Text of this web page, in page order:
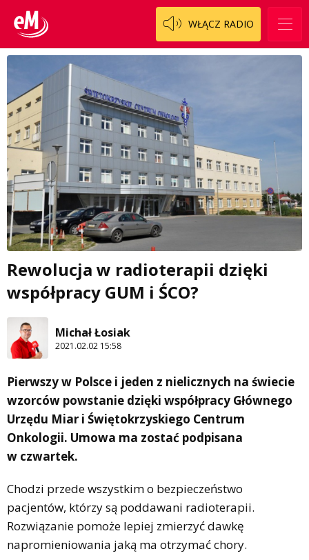
WŁĄCZ RADIO
Rewolucja w radioterapii dzięki
współpracy GUM i ŚCO?
Michał Łosiak
2021.02.02 15:58
Pierwszy w Polsce i jeden z nielicznych na świecie
wzorców powstanie dzięki współpracy Głównego
Urzędu Miar i Świętokrzyskiego Centrum
Onkologii. Umowa ma zostać podpisana
w czwartek.
Chodzi przede wszystkim o bezpieczeństwo
pacjentów, którzy są poddawani radioterapii.
Rozwiązanie pomoże lepiej zmierzyć dawkę
napromieniowania jaką ma otrzymać chory.